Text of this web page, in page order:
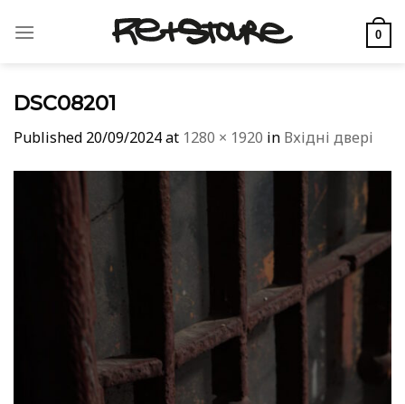
0
DSC08201
Published 20/09/2024at 1280 × 1920 in Вхідні двері